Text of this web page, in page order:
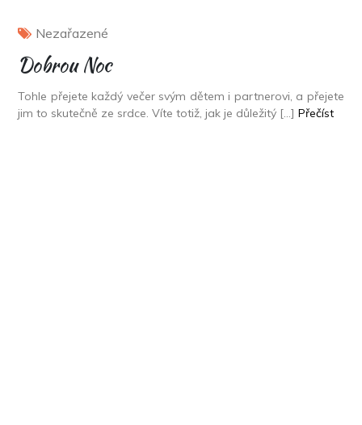
Nezařazené
Dobrou Noc
Tohle přejete každý večer svým dětem i partnerovi, a přejete
jim to skutečně ze srdce. Víte totiž, jak je důležitý […] Přečíst